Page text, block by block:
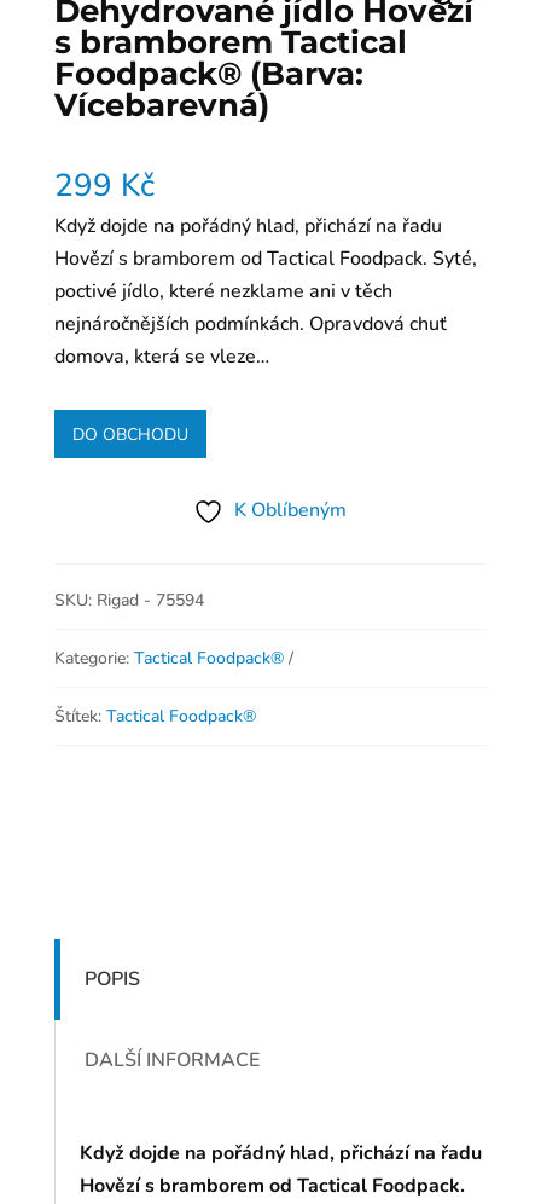
Dehydrované jídlo Hovězí
s bramborem Tactical
Foodpack® (Barva:
Vícebarevná)
299 Kč
Když dojde na pořádný hlad, přichází na řadu
Hovězí s bramborem od Tactical Foodpack. Syté,
poctivé jídlo, které nezklame ani v těch
nejnáročnějších podmínkách. Opravdová chuť
domova, která se vleze…
DO OBCHODU
K Oblíbeným
SKU: Rigad - 75594
Kategorie: Tactical Foodpack®
Štítek: Tactical Foodpack®
POPIS
DALŠÍ INFORMACE
Když dojde na pořádný hlad, přichází na řadu
Hovězí s bramborem od Tactical Foodpack.